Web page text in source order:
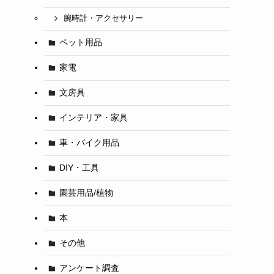
腕時計・アクセサリー
ペット用品
家電
文房具
インテリア・家具
車・バイク用品
DIY・工具
園芸用品/植物
本
その他
アンケート調査